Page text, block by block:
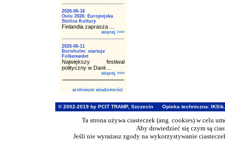
2026-06-16
Oulu 2026: Europejska
Stolica Kultury
Finlandia zaprasza ...
więcej >>>
2026-06-11
Bornholm: startuje
Folkemødet
Największy festiwal
polityczny w Danii ...
więcej >>>
archiwum wiadomości
© 2002-2019 by PCIT TRAMP, Szczecin Opieka techniczna:
Ta strona używa ciasteczek (ang. cookies) w celu
Aby dowiedzieć się czym są
Jeśli nie wyrażasz zgody na wykorzystywanie